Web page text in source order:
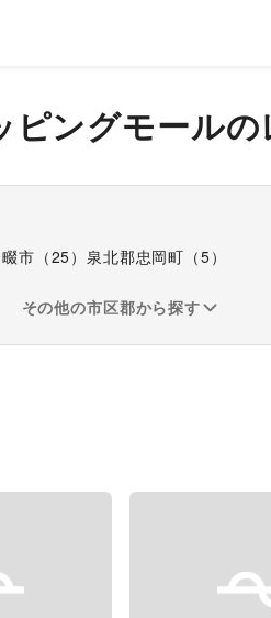
ピングモールの
市 （25） 泉北郡忠岡町 （5）
その他の市区郡から探す